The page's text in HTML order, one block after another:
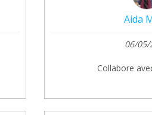
Aida
06/05/
Collabore